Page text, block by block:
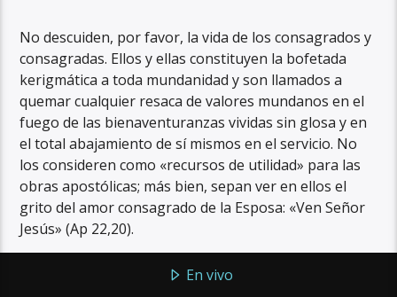
En vivo
No descuiden, por favor, la vida de los consagrados y
consagradas. Ellos y ellas constituyen la bofetada
kerigmática a toda mundanidad y son llamados a
quemar cualquier resaca de valores mundanos en el
fuego de las bienaventuranzas vividas sin glosa y en
el total abajamiento de sí mismos en el servicio. No
los consideren como «recursos de utilidad» para las
obras apostólicas; más bien, sepan ver en ellos el
grito del amor consagrado de la Esposa: «Ven Señor
Jesús» (Ap 22,20).